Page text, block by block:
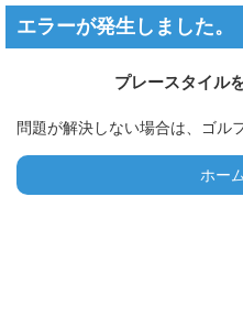
エラーが発生しました。
プレースタイル
問題が解決しない場合は、ゴル
ホー